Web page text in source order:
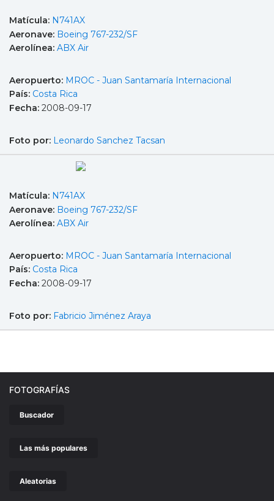
Matícula: N741AX
Aeronave: Boeing 767-232/SF
Aerolínea: ABX Air
Aeropuerto: MROC - Juan Santamaría Internacional
País: Costa Rica
Fecha: 2008-09-17
Foto por: Leonardo Sanchez Tacsan
Matícula: N741AX
Aeronave: Boeing 767-232/SF
Aerolínea: ABX Air
Aeropuerto: MROC - Juan Santamaría Internacional
País: Costa Rica
Fecha: 2008-09-17
Foto por: Fabricio Jiménez Araya
FOTOGRAFÍAS
Buscador
Las más populares
Aleatorias